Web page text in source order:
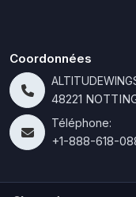
Coordonnées
48221
Téléphone:
+1-888-618-